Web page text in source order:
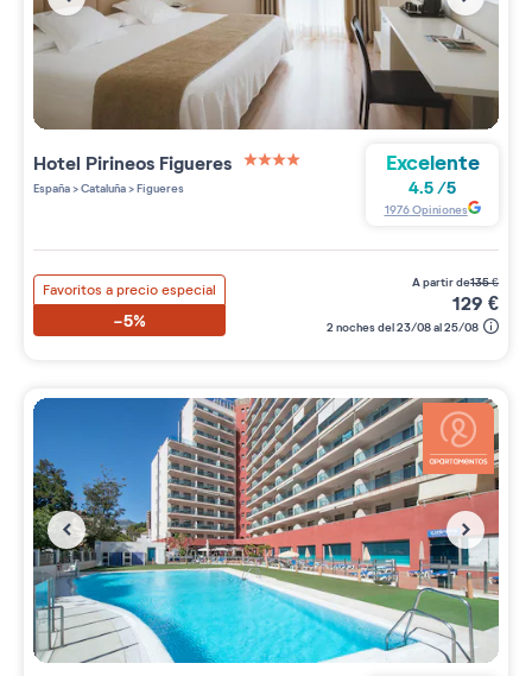
Hotel Pirineos Figueres
España>Cataluña>Figueres
Excelente
4.5/5
1976Opiniones
Favoritos a precio especial
-5%
a partir de135€
129 €
2 noches del 23/08 al 25/08